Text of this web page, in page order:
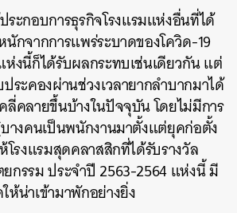
ระกอบการธุรกิจโรงแรมแห่งอื่นที่ได้
กจากการแพร่ระบาดของโควิด-19
งนี้ก็ได้รับผลกระทบเช่นเดียวกัน แต่
ระคองผ่านช่วงเวลายากลำบากมาได้
คลายขึ้นบ้างในปัจจุบัน โดยไม่มีการ
างคนเป็นพนักงานมาตั้งแต่ยุคก่อตั้ง
โรงแรมสุดคลาสสิกที่ได้รับรางวัล
กรรม ประจำปี 2563-2564 แห่งนี้ มี
น่าเข้ามาพักอย่างยิ่ง